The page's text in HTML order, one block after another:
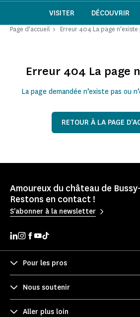
VISITER DÉCOUVRIR
Page d'accueil Erreur 404 La page n'existe
Erreur 404 La page
La page demandée n’existe pas ou
RETOUR À LA PAGE
Amoureux du château de
Restons en contact !
S'abonner à la newsletter
Pour les pros
Nous soutenir
Aller plus loin